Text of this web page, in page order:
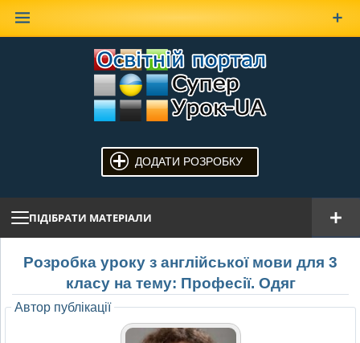
ДОДАТИ РОЗРОБКУ
ПІДІБРАТИ МАТЕРІАЛИ
Розробка уроку з англійської мови для 3
класу на тему: Професії. Одяг
Автор публікації